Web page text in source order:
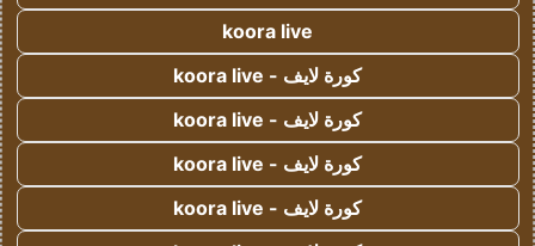
koora live
كورة لايف - koora live
كورة لايف - koora live
كورة لايف - koora live
كورة لايف - koora live